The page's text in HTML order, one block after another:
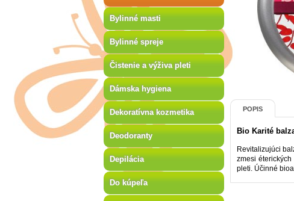
POPIS
Bio Karité
Revitalizujúci
zmesi
pleti. Účinné
Bylinné masti
Bylinné spreje
Čistenie a výživa pleti
Dámska hygiena
Dekoratívna kozmetika
Deodoranty
Depilácia
Do kúpeľa